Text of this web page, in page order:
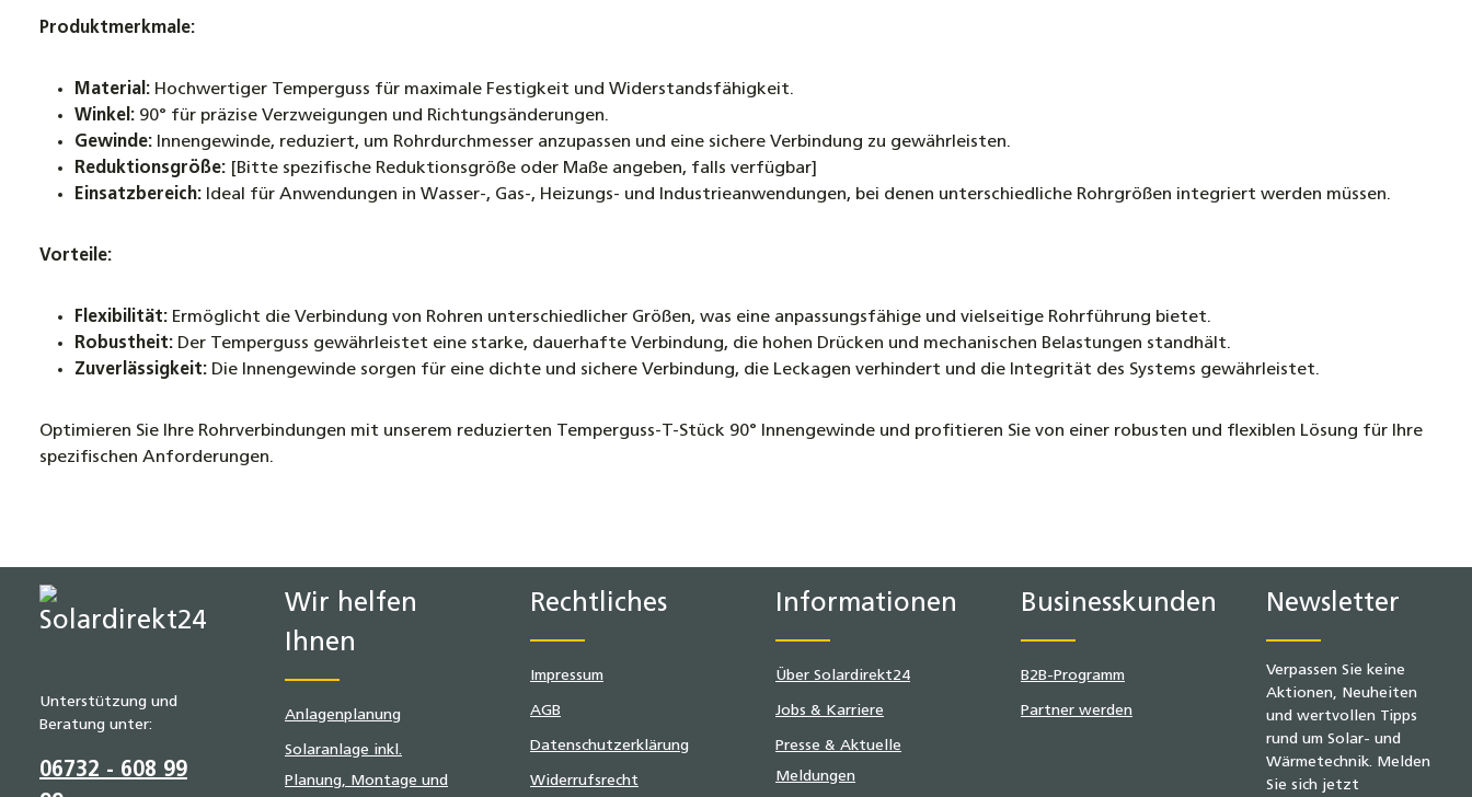
Produktmerkmale:
Material: Hochwertiger Temperguss für maximale Festigkeit und Widerstandsfähigkeit.
Winkel: 90° für präzise Verzweigungen und Richtungsänderungen.
Gewinde: Innengewinde, reduziert, um Rohrdurchmesser anzupassen und eine sichere Verbindung zu gewährleisten.
Reduktionsgröße: [Bitte spezifische Reduktionsgröße oder Maße angeben, falls verfügbar]
Einsatzbereich: Ideal für Anwendungen in Wasser-, Gas-, Heizungs- und Industrieanwendungen, bei denen unterschiedliche Rohrgrößen integriert werden müssen.
Vorteile:
Flexibilität: Ermöglicht die Verbindung von Rohren unterschiedlicher Größen, was eine anpassungsfähige und vielseitige Rohrführung bietet.
Robustheit: Der Temperguss gewährleistet eine starke, dauerhafte Verbindung, die hohen Drücken und mechanischen Belastungen standhält.
Zuverlässigkeit: Die Innengewinde sorgen für eine dichte und sichere Verbindung, die Leckagen verhindert und die Integrität des Systems gewährleistet.
Optimieren Sie Ihre Rohrverbindungen mit unserem reduzierten Temperguss-T-Stück 90° Innengewinde und profitieren Sie von einer robusten und flexiblen Lösung für Ihre
spezifischen Anforderungen.
Unterstützung und
Beratung unter:
06732 - 608 99
Wir helfen
Ihnen
Anlagenplanung
Solaranlage inkl.
Planung, Montage und
Rechtliches
Impressum
AGB
Datenschutzerklärung
Widerrufsrecht
Informationen
Über Solardirekt24
Jobs & Karriere
Presse & Aktuelle
Meldungen
Businesskunden
B2B-Programm
Partner werden
Newsletter
Verpassen Sie keine
Aktionen, Neuheiten
und wertvollen Tipps
rund um Solar- und
Wärmetechnik. Melden
Sie sich jetzt